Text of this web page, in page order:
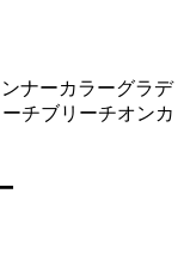
ナーカラーグラデ
チブリーチオンカ